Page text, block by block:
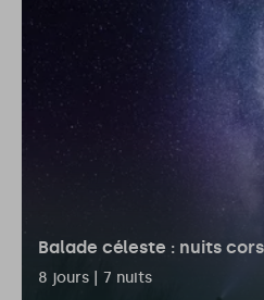
Balade céleste : nuits
8 jours | 7 nuits